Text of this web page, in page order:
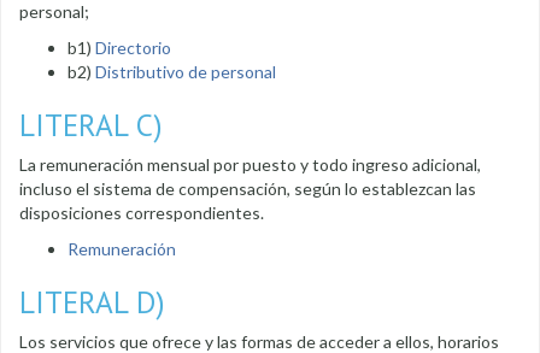
personal;
b1) Directorio
b2) Distributivo de personal
LITERAL C)
La remuneración mensual por puesto y todo ingreso adicional,
incluso el sistema de compensación, según lo establezcan las
disposiciones correspondientes.
Remuneración
LITERAL D)
Los servicios que ofrece y las formas de acceder a ellos, horarios